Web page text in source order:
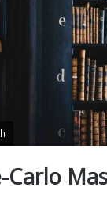
Carlo